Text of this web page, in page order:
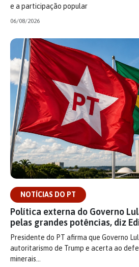
e a participação popular
06/08/2026
NOTÍCIAS DO PT
Política externa do Governo
pelas grandes potências, diz
Presidente do PT afirma que Governo
autoritarismo de Trump e acerta ao
minerais…